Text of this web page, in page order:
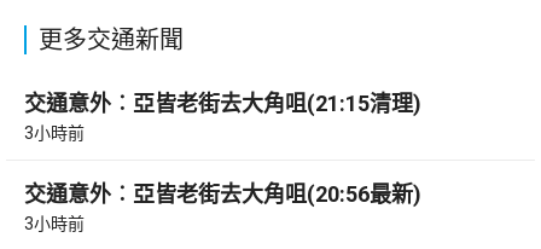
更多交通新聞
交通意外︰亞皆老街去大角咀(21:15清理)
3小時前
交通意外︰亞皆老街去大角咀(20:56最新)
3小時前